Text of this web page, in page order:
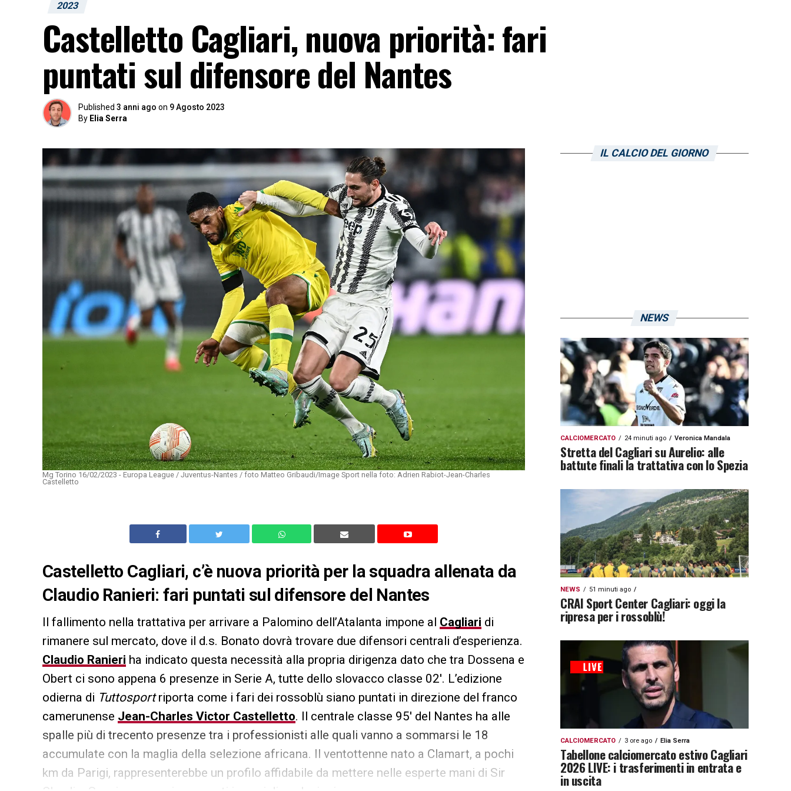
2023
Castelletto Cagliari, nuova priorità: fari
puntati sul difensore del Nantes
Published 3 anni ago on 9 Agosto 2023
By Elia Serra
Mg Torino 16/02/2023 - Europa League / Juventus-Nantes / foto Matteo Gribaudi/Image Sport nella foto: Adrien Rabiot-Jean-Charles
Castelletto
Castelletto Cagliari, c’è nuova priorità per la squadra allenata da
Claudio Ranieri: fari puntati sul difensore del Nantes
Il fallimento nella trattativa per arrivare a Palomino dell’Atalanta impone al Cagliari di
rimanere sul mercato, dove il d.s. Bonato dovrà trovare due difensori centrali d’esperienza.
Claudio Ranieri ha indicato questa necessità alla propria dirigenza dato che tra Dossena e
Obert ci sono appena 6 presenze in Serie A, tutte dello slovacco classe 02′. L’edizione
odierna di Tuttosportriporta come i fari dei rossoblù siano puntati in direzione del franco
camerunense Jean-Charles Victor Castelletto. Il centrale classe 95′ del Nantes ha alle
spalle più di trecento presenze tra i professionisti alle quali vanno a sommarsi le 18
accumulate con la maglia della selezione africana. Il ventottenne nato a Clamart, a pochi
km da Parigi, rappresenterebbe un profilo affidabile da mettere nelle esperte mani di Sir
IL CALCIO DEL GIORNO
NEWS
CALCIOMERCATO 24 minuti ago Veronica Mandala
Stretta del Cagliari su Aurelio: alle
battute finali la trattativa con lo Spezia
NEWS 51 minuti ago
CRAI Sport Center Cagliari: oggi la
ripresa per i rossoblù!
CALCIOMERCATO 3 ore ago Elia Serra
Tabellone calciomercato estivo Cagliari
2026 LIVE: i trasferimenti in entrata e
in uscita